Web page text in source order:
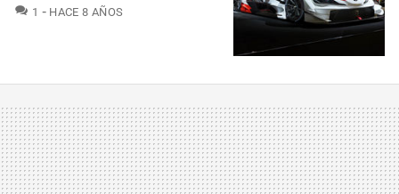
1 COMENTARIOS
HACE 8 AÑOS